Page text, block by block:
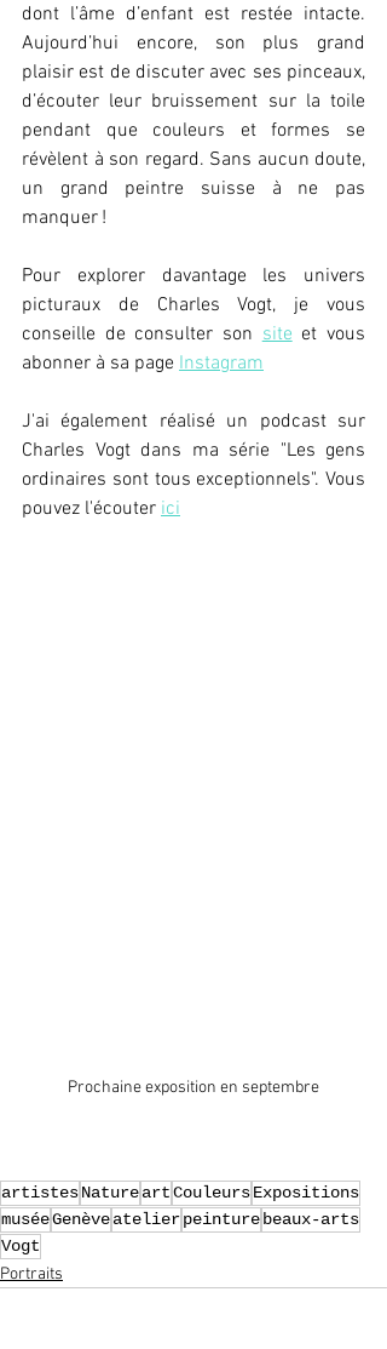
dont l’âme d’enfant est restée intacte.
Aujourd’hui encore, son plus grand
plaisir est de discuter avec ses pinceaux,
d’écouter leur bruissement sur la toile
pendant que couleurs et formes se
révèlent à son regard. Sans aucun doute,
un grand peintre suisse à ne pas
manquer !
Pour explorer davantage les univers
picturaux de Charles Vogt, je vous
conseille de consulter son site et vous
abonner à sa page Instagram
J'ai également réalisé un podcast sur
Charles Vogt dans ma série "Les gens
ordinaires sont tous exceptionnels". Vous
pouvez l'écouter ici
Prochaine exposition en septembre
artistesNatureartCouleursExpositions
muséeGenèveatelierpeinture beaux-arts
Vogt
Portraits